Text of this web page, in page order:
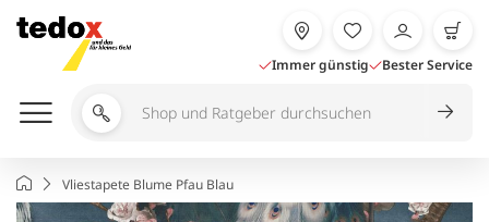
Inhalt
springen
Immer günstig Bester Service
Shop
durchsuchen
StartseiteVliestapete Blume Pfau Blau